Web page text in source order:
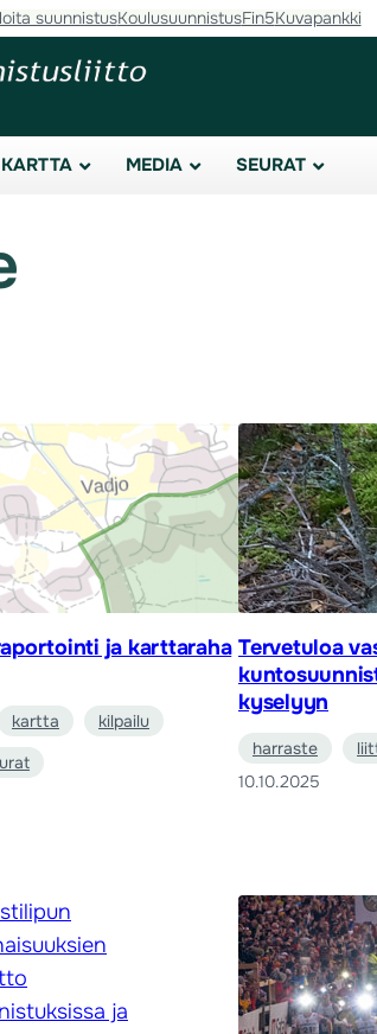
suunnistusKoulusuunnistusFin5Kuvapankki
KARTTA MEDIA SEURAT
ja karttaraha
kartta
kilpailu
Tervetuloa
kyselyyn
harraste
10.10.2025